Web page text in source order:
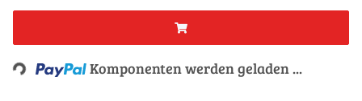
Loading... Komponenten werden geladen ...